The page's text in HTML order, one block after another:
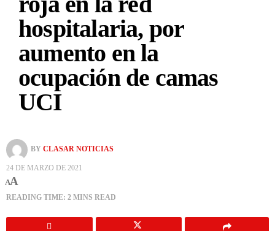
hospitalaria, por
aumento en la
ocupación de camas
UCI
BY CLASAR NOTICIAS
24 DE MARZO DE 2021
AA
READING TIME: 2 MINS READ